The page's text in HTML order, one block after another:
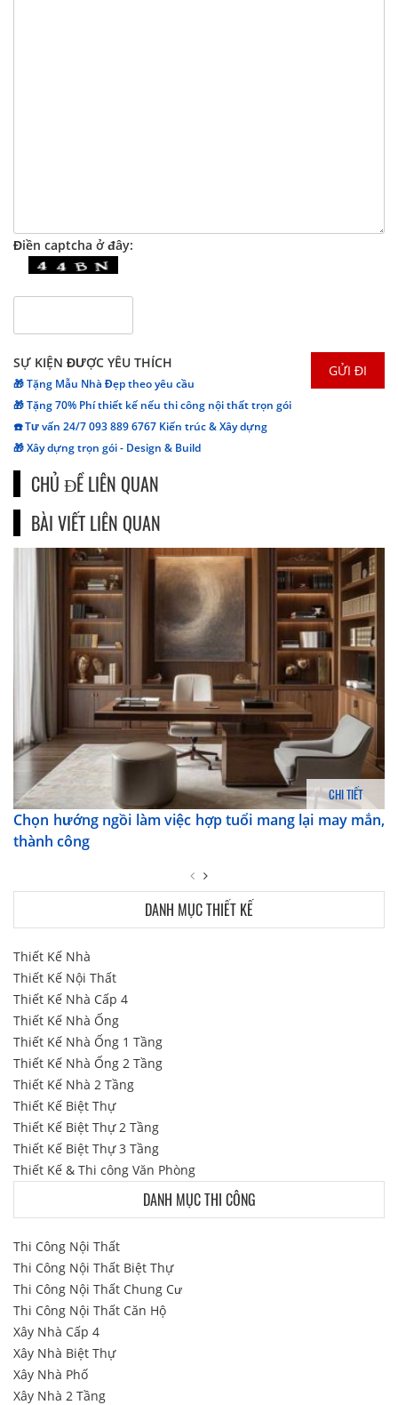
Điền captcha ở đây:
SỰ KIỆN ĐƯỢC YÊU THÍCH
🎁 Tặng Mẫu Nhà Đẹp theo yêu cầu
🎁 Tặng 70% Phí thiết kế nếu thi công nội thất trọn gói
☎️ Tư vấn 24/7 093 889 6767 Kiến trúc & Xây dựng
🎁 Xây dựng trọn gói - Design & Build
CHỦ ĐỀ LIÊN QUAN
BÀI VIẾT LIÊN QUAN
CHI TIẾT
Chọn hướng ngồi làm việc hợp tuổi mang lại may mắn,
thành công
DANH MỤC THIẾT KẾ
Thiết Kế Nhà
Thiết Kế Nội Thất
Thiết Kế Nhà Cấp 4
Thiết Kế Nhà Ống
Thiết Kế Nhà Ống 1 Tầng
Thiết Kế Nhà Ống 2 Tầng
Thiết Kế Nhà 2 Tầng
Thiết Kế Biệt Thự
Thiết Kế Biệt Thự 2 Tầng
Thiết Kế Biệt Thự 3 Tầng
Thiết Kế & Thi công Văn Phòng
DANH MỤC THI CÔNG
Thi Công Nội Thất
Thi Công Nội Thất Biệt Thự
Thi Công Nội Thất Chung Cư
Thi Công Nội Thất Căn Hộ
Xây Nhà Cấp 4
Xây Nhà Biệt Thự
Xây Nhà Phố
Xây Nhà 2 Tầng